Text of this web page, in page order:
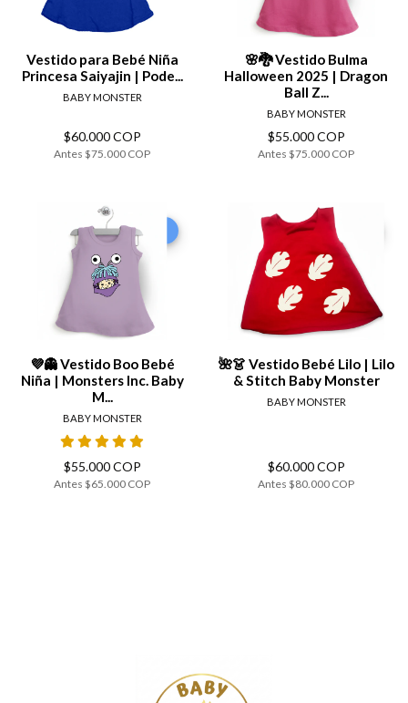
Vestido para Bebé Niña
Princesa Saiyajin | Pode...
BABY MONSTER
$60.000 COP
Antes $75.000 COP
🌸🐉 Vestido Bulma
Halloween 2025 | Dragon
Ball Z...
BABY MONSTER
$55.000 COP
Antes $75.000 COP
-15%
💜👻 Vestido Boo Bebé
Niña | Monsters Inc. Baby
M...
BABY MONSTER
$55.000 COP
Antes $65.000 COP
-25%
🌺👗 Vestido Bebé Lilo | Lilo
& Stitch Baby Monster
BABY MONSTER
$60.000 COP
Antes $80.000 COP